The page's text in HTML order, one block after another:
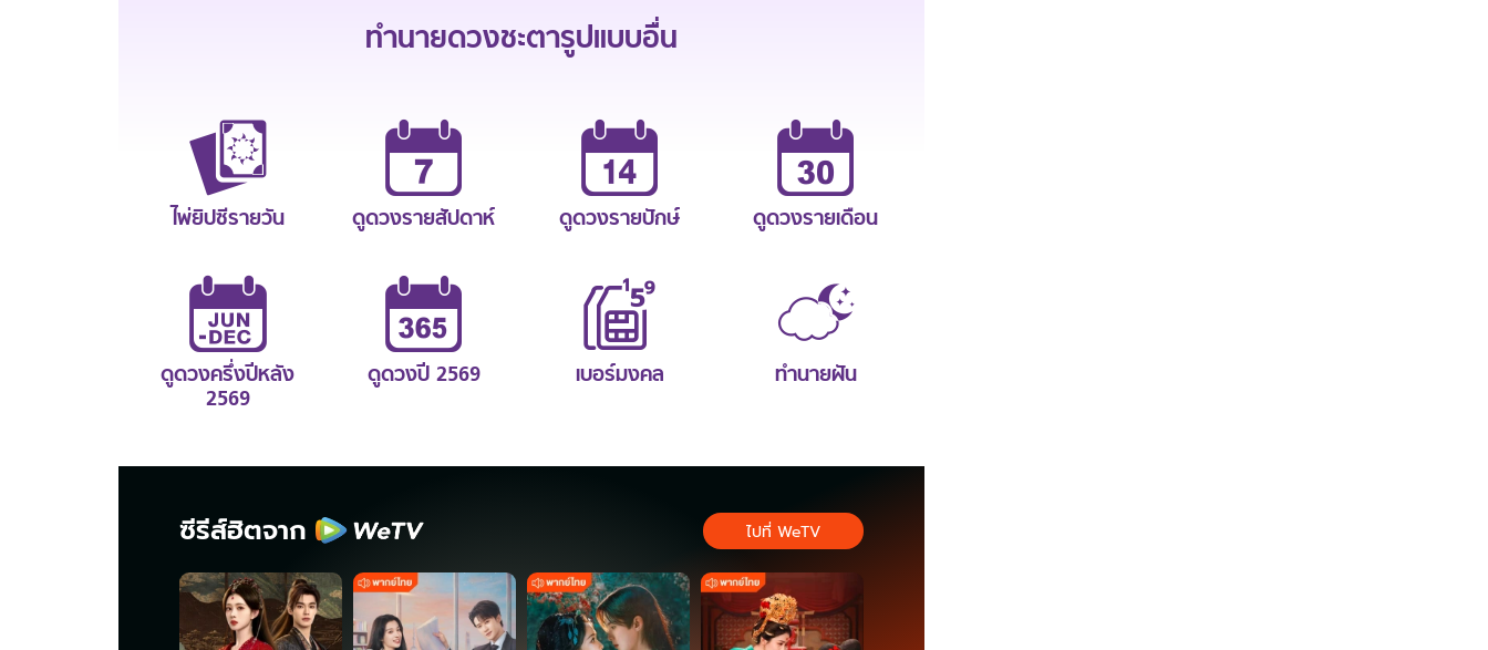
ทำนายดวงชะตารูปแบบอื่น
ไพ่ยิปซีรายวัน ดูดวงรายสัปดาห์ ดูดวงรายปักษ์ ดูดวงรายเดือน
ดูดวงครึ่งปีหลัง
2569
ดูดวงปี 2569 เบอร์มงคล ทำนายฝัน
ซีรีส์ฮิตจาก ไปที่ WeTV